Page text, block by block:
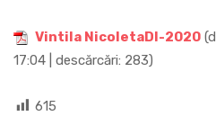
Vintila NicoletaDI-2020
17:04 | descărcări: 283)
615